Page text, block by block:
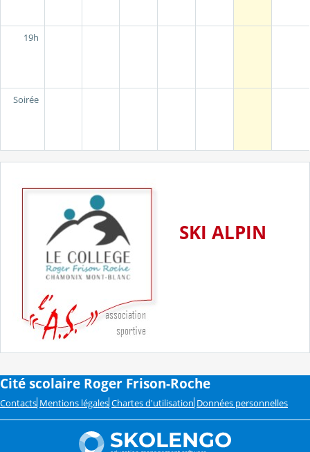
19h
Soirée
SKI ALPIN
Cité scolaire Roger Frison-Roche
Contacts Mentions légales Chartes d'utilisation Données personnelles